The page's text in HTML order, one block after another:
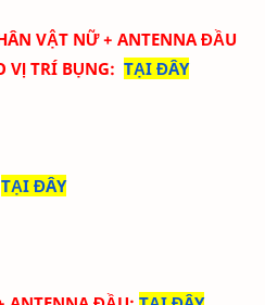
VẬT NỮ + ANTENNA ĐẦU
VỊ TRÍ BỤNG: TẠI ĐÂY
TẠI ĐÂY